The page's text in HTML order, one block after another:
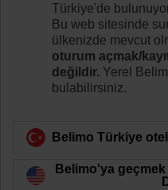
Biz
Türkiye'de
Bu web sitesinde
ülkenizde mevcut
oturum açmak/
değildir. Yerel
bulabilirsiniz.
Belimo Türkiye
Belimo'ya